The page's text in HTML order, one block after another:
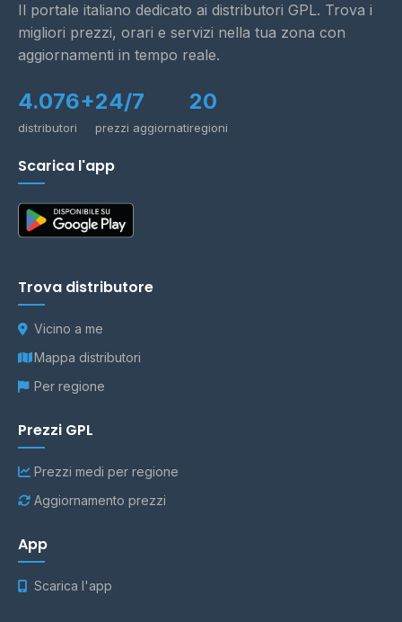
Il portale italiano dedicato ai distributori GPL. Trova i
migliori prezzi, orari e servizi nella tua zona con
aggiornamenti in tempo reale.
4.076+
distributori
24/7
prezzi aggiornati
20
regioni
Scarica l'app
Trova distributore
Vicino a me
Mappa distributori
Per regione
Prezzi GPL
Prezzi medi per regione
Aggiornamento prezzi
App
Scarica l'app